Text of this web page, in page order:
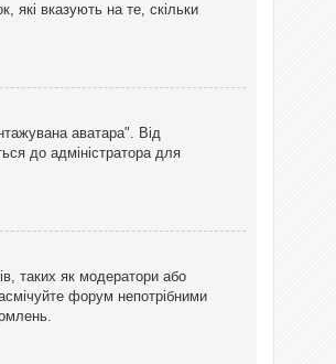
які вказують на те, скільки
аватара". Від
до адміністратора для
таких як модератори або
форум непотрібними